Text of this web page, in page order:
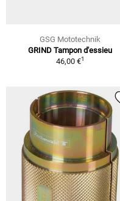
GSG Mototechnik
GRIND Tampon d'essieu
46,00 €1